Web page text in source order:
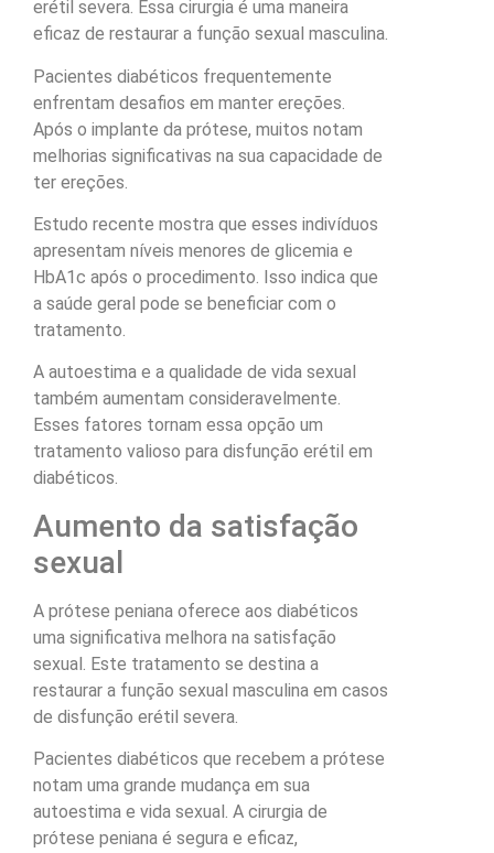
erétil severa. Essa cirurgia é uma maneira
eficaz de restaurar a função sexual masculina.
Pacientes diabéticos frequentemente
enfrentam desafios em manter ereções.
Após o implante da prótese, muitos notam
melhorias significativas na sua capacidade de
ter ereções.
Estudo recente mostra que esses indivíduos
apresentam níveis menores de glicemia e
HbA1c após o procedimento. Isso indica que
a saúde geral pode se beneficiar com o
tratamento.
A autoestima e a qualidade de vida sexual
também aumentam consideravelmente.
Esses fatores tornam essa opção um
tratamento valioso para disfunção erétil em
diabéticos.
Aumento da satisfação
sexual
A prótese peniana oferece aos diabéticos
uma significativa melhora na satisfação
sexual. Este tratamento se destina a
restaurar a função sexual masculina em casos
de disfunção erétil severa.
Pacientes diabéticos que recebem a prótese
notam uma grande mudança em sua
autoestima e vida sexual. A cirurgia de
prótese peniana é segura e eficaz,